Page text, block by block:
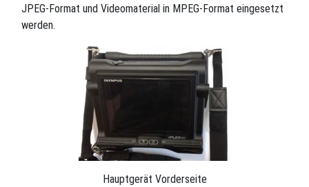
JPEG-Format und Videomaterial in MPEG-Format eingesetzt
werden.
Hauptgerät Vorderseite